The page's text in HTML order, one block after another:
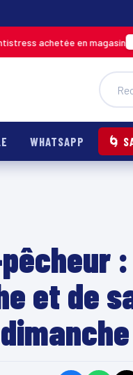
en magasin MARTINIQUE
WHATSAPP 🌀
et de